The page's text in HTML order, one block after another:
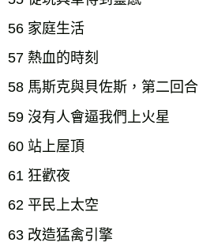
56 家庭生活
57 熱血的時刻
58 馬斯克與貝佐斯，第二回合
59 沒有人會逼我們上火星
60 站上屋頂
61 狂歡夜
62 平民上太空
63 改造猛禽引擎